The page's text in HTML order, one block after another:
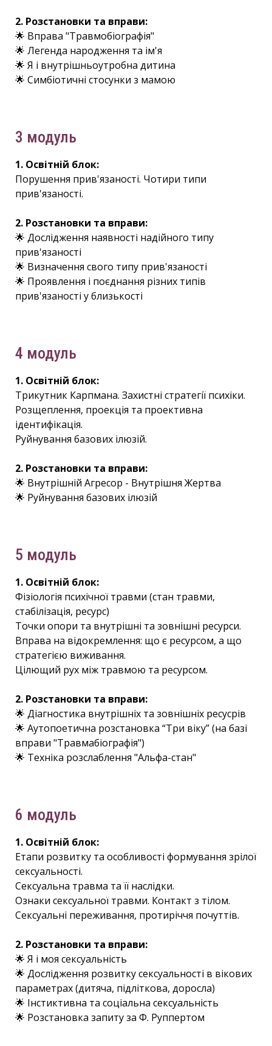
2. Розстановки та вправи:
🌟 Вправа "Травмобіографія"
🌟 Легенда народження та ім'я
🌟 Я і внутрішньоутробна дитина
🌟 Симбіотичні стосунки з мамою
3 модуль
1. Освітній блок:
Порушення прив'язаності. Чотири типи
прив'язаності.
2. Розстановки та вправи:
🌟 Дослідження наявності надійного типу
прив'язаності
🌟 Визначення свого типу прив'язаності
🌟 Проявлення і поєднання різних типів
прив'язаності у близькості
4 модуль
1. Освітній блок:
Трикутник Карпмана. Захистні стратегії психіки.
Розщеплення, проекція та проективна
ідентифікація.
Руйнування базових ілюзій.
2. Розстановки та вправи:
🌟 Внутрішній Агресор - Внутрішня Жертва
🌟 Руйнування базових ілюзій
5 модуль
1. Освітній блок:
Фізіологія психічної травми (стан травми,
стабілізація, ресурс)
Точки опори та внутрішні та зовнішні ресурси.
Вправа на відокремлення: що є ресурсом, а що
стратегією виживання.
Цілющий рух між травмою та ресурсом.
2. Розстановки та вправи:
🌟 Діагностика внутрішніх та зовнішніх ресусрів
🌟 Аутопоетична розстановка “Три віку” (на базі
вправи "Травмабіографія")
🌟 Техніка розслаблення "Альфа-стан"
6 модуль
1. Освітній блок:
Етапи розвитку та особливості формування зрілої
сексуальності.
Сексуальна травма та її наслідки.
Ознаки сексуальної травми. Контакт з тілом.
Сексуальні переживання, протиріччя почуттів.
2. Розстановки та вправи:
🌟 Я і моя сексуальність
🌟 Дослідження розвитку сексуальності в вікових
параметрах (дитяча, підліткова, доросла)
🌟 Інстиктивна та соціальна сексуальність
🌟 Розстановка запиту за Ф. Руппертом